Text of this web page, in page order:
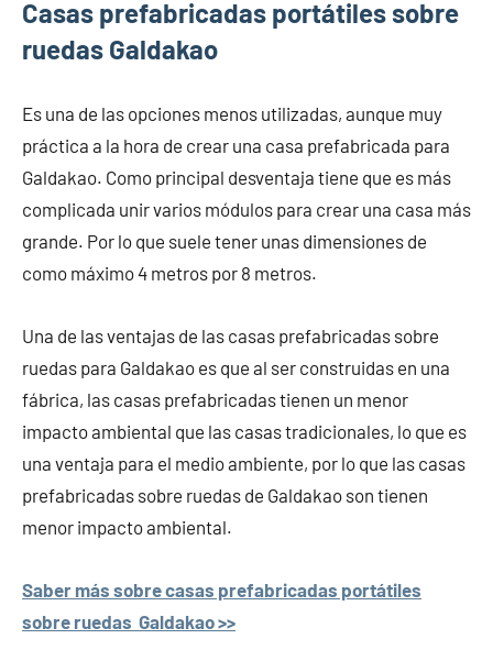
Casas prefabricadas portátiles sobre
ruedas Galdakao
Es una de las opciones menos utilizadas, aunque muy
práctica a la hora de crear una casa prefabricada para
Galdakao. Como principal desventaja tiene que es más
complicada unir varios módulos para crear una casa más
grande. Por lo que suele tener unas dimensiones de
como máximo 4 metros por 8 metros.
Una de las ventajas de las casas prefabricadas sobre
ruedas para Galdakao es que al ser construidas en una
fábrica, las casas prefabricadas tienen un menor
impacto ambiental que las casas tradicionales, lo que es
una ventaja para el medio ambiente, por lo que las casas
prefabricadas sobre ruedas de Galdakao son tienen
menor impacto ambiental.
Saber más sobre casas prefabricadas portátiles
sobre ruedas Galdakao >>